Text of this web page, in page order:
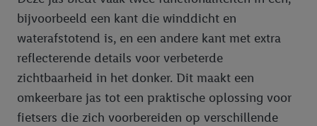
bijvoorbeeld een kant die winddicht en
waterafstotend is, en een andere kant met extra
reflecterende details voor verbeterde
zichtbaarheid in het donker. Dit maakt een
omkeerbare jas tot een praktische oplossing voor
fietsers die zich voorbereiden op verschillende